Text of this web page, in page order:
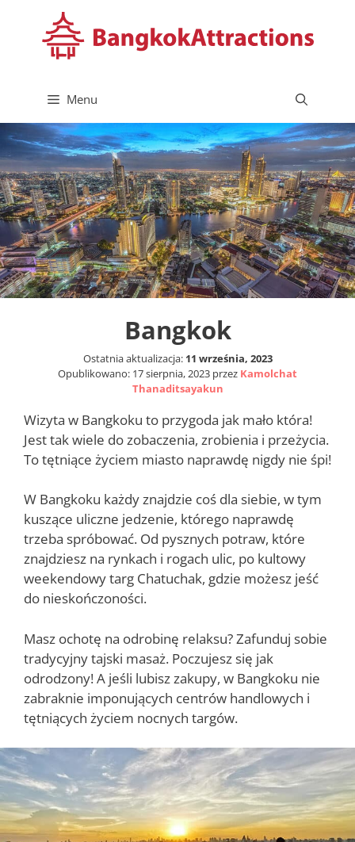
Menu
Bangkok
Ostatnia aktualizacja: 11 września, 2023
Opublikowano: 17 sierpnia, 2023 przez Kamolchat
Thanaditsayakun
Wizyta w Bangkoku to przygoda jak mało która!
Jest tak wiele do zobaczenia, zrobienia i przeżycia.
To tętniące życiem miasto naprawdę nigdy nie śpi!
W Bangkoku każdy znajdzie coś dla siebie, w tym
kuszące uliczne jedzenie, którego naprawdę
trzeba spróbować. Od pysznych potraw, które
znajdziesz na rynkach i rogach ulic, po kultowy
weekendowy targ Chatuchak, gdzie możesz jeść
do nieskończoności.
Masz ochotę na odrobinę relaksu? Zafunduj sobie
tradycyjny tajski masaż. Poczujesz się jak
odrodzony! A jeśli lubisz zakupy, w Bangkoku nie
zabraknie imponujących centrów handlowych i
tętniących życiem nocnych targów.